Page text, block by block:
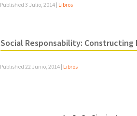
Published 3 Julio, 2014 | Libros
Social Responsability:
Published 22 Junio, 2014 | Libros